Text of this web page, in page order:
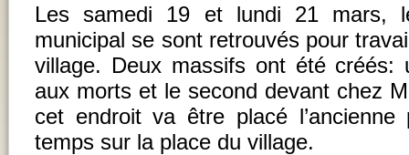
Les samedi 19 et lundi 21 mars,
municipal se sont retrouvés pour
village. Deux massifs ont été créés:
aux morts et le second devant chez
cet endroit va être placé
temps sur la place du village.